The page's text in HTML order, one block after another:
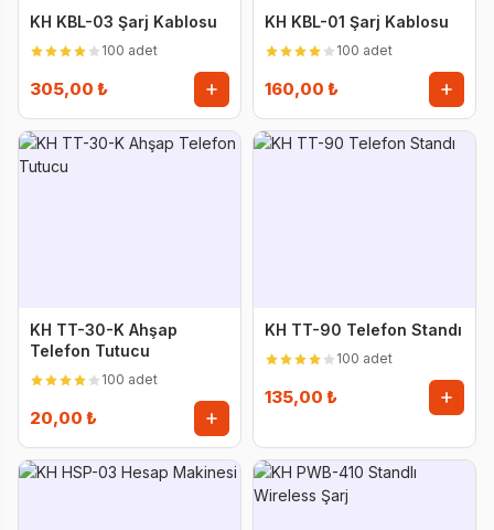
KH KBL-03 Şarj Kablosu
100 adet
305,00 ₺
KH KBL-01 Şarj Kablosu
100 adet
160,00 ₺
KH TT-30-K Ahşap
Telefon Tutucu
100 adet
20,00 ₺
KH TT-90 Telefon Standı
100 adet
135,00 ₺